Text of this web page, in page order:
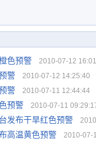
色预警 2010-07-12
警 2010-07-12 14:25:40
警 2010-07-11 12:44:44
预警 2010-07-11
发布干旱红色预警
高温黄色预警 2010-07-